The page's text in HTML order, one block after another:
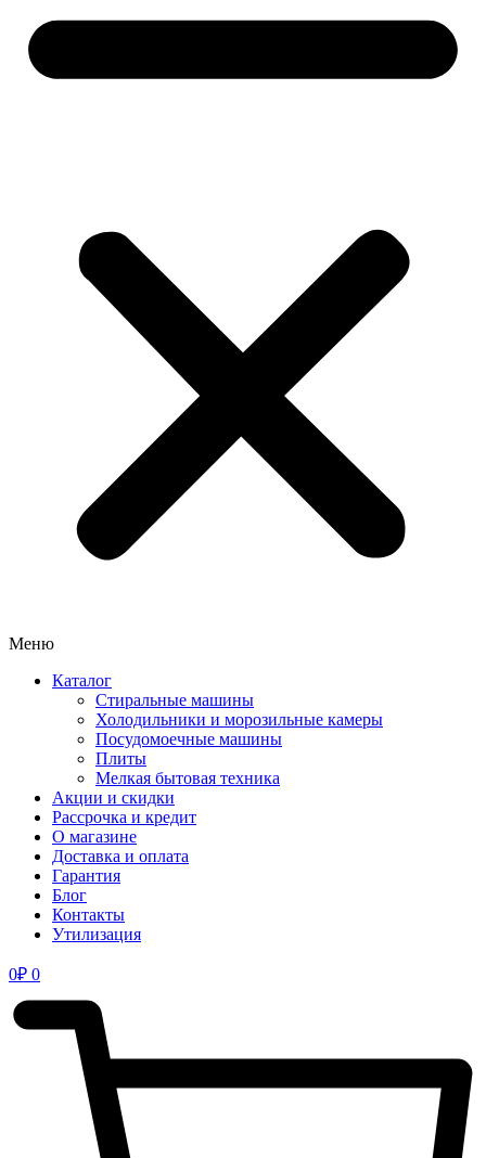
Меню
Каталог
Стиральные машины
Холодильники и морозильные камеры
Посудомоечные машины
Плиты
Мелкая бытовая техника
Акции и скидки
Рассрочка и кредит
О магазине
Доставка и оплата
Гарантия
Блог
Контакты
Утилизация
0₽ 0